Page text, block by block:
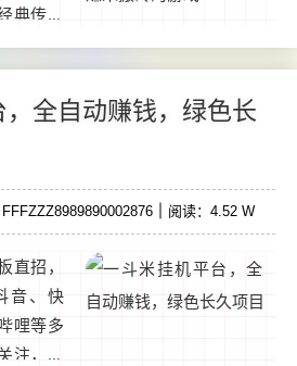
典传奇
需充直
步。通
刷怪，
...
全自动赚钱，绿色长
阅读：4.52 W
直招，
音、快
哩等多
注，纯